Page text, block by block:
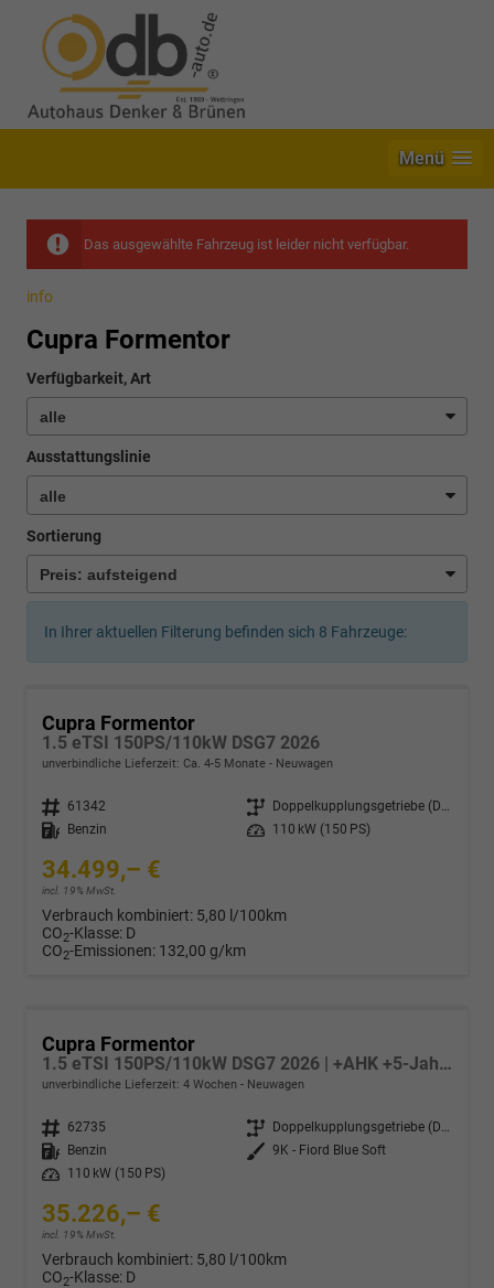
Menü
Das ausgewählte Fahrzeug ist leider nicht verfügbar.
info
Cupra Formentor
Verfügbarkeit, Art
Ausstattungslinie
Sortierung
In Ihrer aktuellen Filterung befinden sich 8 Fahrzeuge:
Cupra Formentor
1.5 eTSI 150PS/110kW DSG7 2026
unverbindliche Lieferzeit: Ca. 4-5 Monate Neuwagen
Fahrzeugnr. 61342 Getriebe
Doppelkupplungsgetriebe (DSG)
Kraftstoff
Benzin Leistung 110 kW (150 PS)
34.499,– €
incl. 19% MwSt.
Verbrauch kombiniert: 5,80 l/100km
CO2-Klasse: D
CO2-Emissionen: 132,00 g/km
Cupra Formentor
1.5 eTSI 150PS/110kW DSG7 2026 | +AHK +5-Jahre Erw. Garantie +NAVI +UPGRADE-Paket
unverbindliche Lieferzeit: 4 Wochen Neuwagen
Fahrzeugnr. 62735 Getriebe
Doppelkupplungsgetriebe (DSG)
Kraftstoff
Benzin Außenfarbe 9K - Fiord Blue Soft
Leistung
110 kW (150 PS)
35.226,– €
incl. 19% MwSt.
Verbrauch kombiniert: 5,80 l/100km
CO2-Klasse: D